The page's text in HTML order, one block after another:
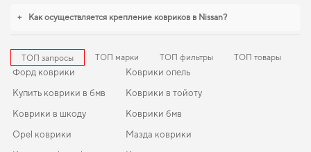
+ Как осуществляется крепление ковриков в Nissan?
ТОП запросы ТОП марки ТОП фильтры ТОП товары
Форд коврики
Купить коврики в бмв
Коврики в шкоду
Opel коврики
Коврики опель
Коврики в тойоту
Коврики бмв
Мазда коврики